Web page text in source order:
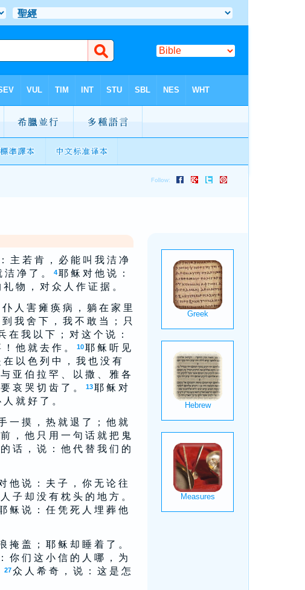
主 若 肯 ， 必 能 叫 我 洁 净
净 了 。 4 耶 稣 对 他 说 ：
物 ， 对 众 人 作 证 据 。
人 害 瘫 痪 病 ， 躺 在 家 里
我 舍 下 ， 我 不 敢 当 ； 只
在 我 以 下 ； 对 这 个 说 ：
他 就 去 作 。
10 耶 稣 听 见
以 色 列 中 ， 我 也 没 有
亚 伯 拉 罕 、 以 撒 、 雅 各
哀 哭 切 齿 了 。 13 耶 稣 对
就 好 了 。
一 摸 ， 热 就 退 了 ； 他 就
， 他 只 用 一 句 话 就 把 鬼
话 ， 说 ： 他 代 替 我 们 的
他 说 ： 夫 子 ， 你 无 论 往
子 却 没 有 枕 头 的 地 方 。
稣 说 ： 任 凭 死 人 埋 葬 他
掩 盖 ； 耶 稣 却 睡 着 了 。
你 们 这 小 信 的 人 哪 ， 为
27 众 人 希 奇 ， 说 ： 这 是 怎